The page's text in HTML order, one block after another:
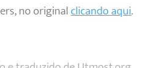
no originalclicando aqui.